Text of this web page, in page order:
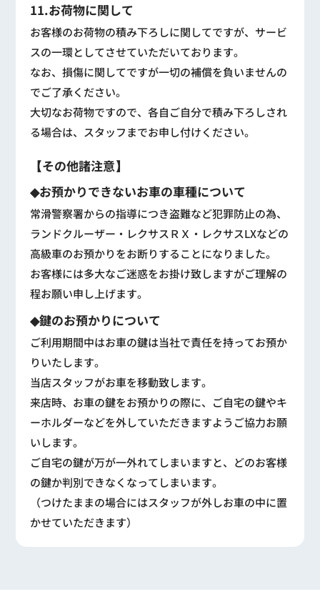
11.お荷物に関して
お客様のお荷物の積み下ろしに関してですが、サービ
スの一環としてさせていただいております。
なお、損傷に関してですが一切の補償を負いませんの
でご了承ください。
大切なお荷物ですので、各自ご自分で積み下ろしされ
る場合は、スタッフまでお申し付けください。
【その他諸注意】
◆お預かりできないお車の車種について
常滑警察署からの指導につき盗難など犯罪防止の為、
ランドクルーザー・レクサスＲＸ・レクサスLXなどの
高級車のお預かりをお断りすることになりました。
お客様には多大なご迷惑をお掛け致しますがご理解の
程お願い申し上げます。
◆鍵のお預かりについて
ご利用期間中はお車の鍵は当社で責任を持ってお預か
りいたします。
当店スタッフがお車を移動致します。
来店時、お車の鍵をお預かりの際に、ご自宅の鍵やキ
ーホルダーなどを外していただきますようご協力お願
いします。
ご自宅の鍵が万が一外れてしまいますと、どのお客様
の鍵か判別できなくなってしまいます。
（つけたままの場合にはスタッフが外しお車の中に置
かせていただきます）